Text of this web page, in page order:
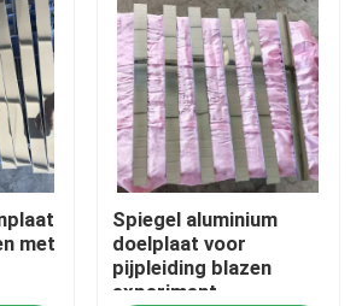
met
Spiegel aluminium
doelplaat voor
pijpleiding blazen
experiment